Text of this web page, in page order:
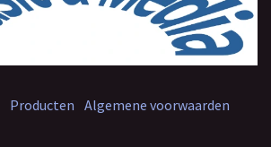
Producten Algemene voorwaarden